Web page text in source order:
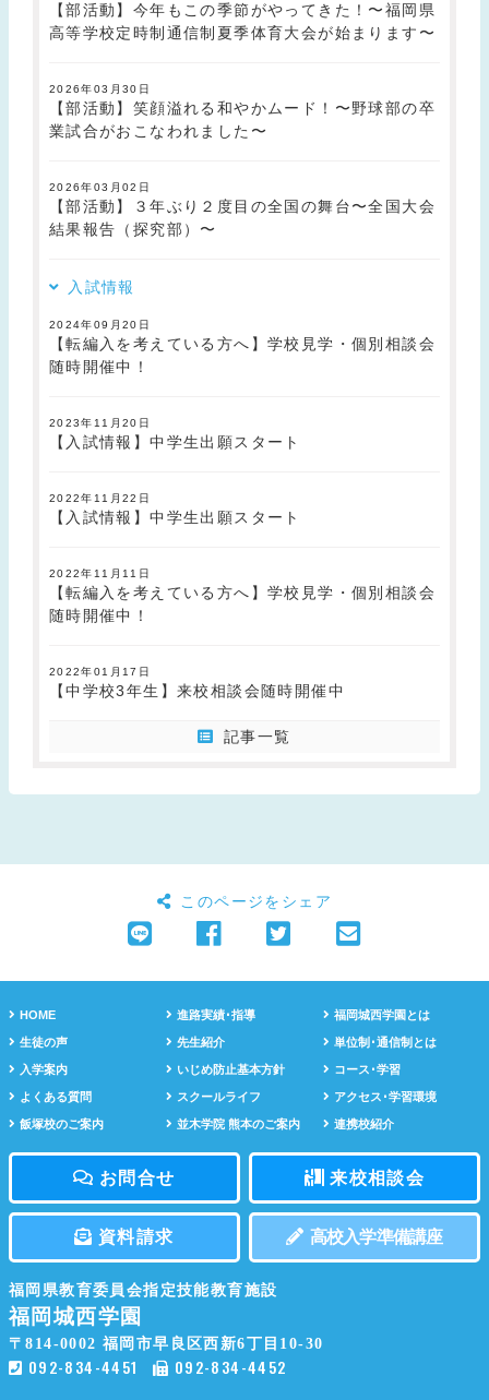
【部活動】今年もこの季節がやってきた！〜福岡県
高等学校定時制通信制夏季体育大会が始まります〜
2026年03月30日
【部活動】笑顔溢れる和やかムード！〜野球部の卒
業試合がおこなわれました〜
2026年03月02日
【部活動】３年ぶり２度目の全国の舞台〜全国大会
結果報告（探究部）〜
入試情報
2024年09月20日
【転編入を考えている方へ】学校見学・個別相談会
随時開催中！
2023年11月20日
【入試情報】中学生出願スタート
2022年11月22日
【入試情報】中学生出願スタート
2022年11月11日
【転編入を考えている方へ】学校見学・個別相談会
随時開催中！
2022年01月17日
【中学校3年生】来校相談会随時開催中
記事一覧
このページをシェア
HOME 進路実績･指導 福岡城西学園とは
生徒の声 先生紹介 単位制･通信制とは
入学案内 いじめ防止基本方針 コース･学習
よくある質問 スクールライフ アクセス･学習環境
飯塚校のご案内 並木学院 熊本のご案内 連携校紹介
お問合せ 来校相談会
資料請求 高校入学準備講座
福岡県教育委員会指定技能教育施設
福岡城西学園
〒814-0002 福岡市早良区西新6丁目10-30
092-834-4451 092-834-4452